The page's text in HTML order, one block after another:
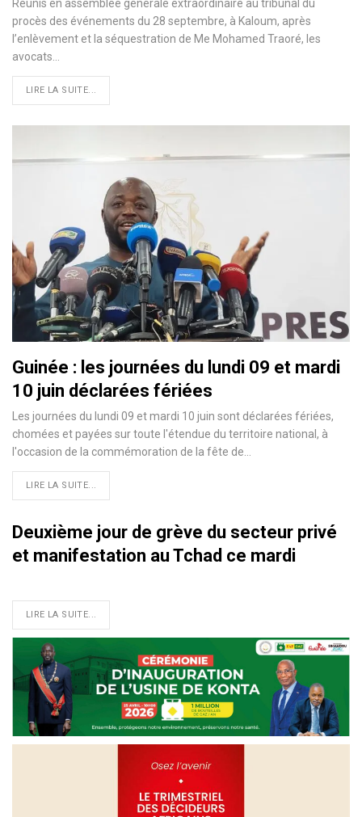
Réunis en assemblée générale extraordinaire au tribunal du
procès des événements du 28 septembre, à Kaloum, après
l’enlèvement et la séquestration de Me Mohamed Traoré, les
avocats…
LIRE LA SUITE...
Guinée : les journées du lundi 09 et mardi
10 juin déclarées fériées
Les journées du lundi 09 et mardi 10 juin sont déclarées fériées,
chomées et payées sur toute l'étendue du territoire national, à
l'occasion de la commémoration de la fête de…
LIRE LA SUITE...
Deuxième jour de grève du secteur privé
et manifestation au Tchad ce mardi
LIRE LA SUITE...